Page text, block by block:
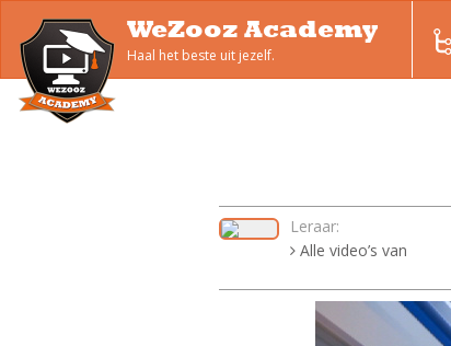
WeZooz Academy
Haal het beste uit jezelf.
Leraar:
Alle video’s van